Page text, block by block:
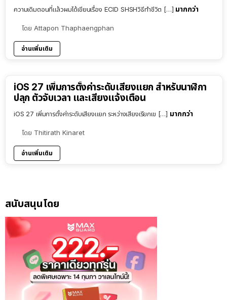
ความเดิมตอนที่แล้วผมได้เขียนเรื่อง ECID SHSHวิธีทำชีวิต […] มากกว่า
โดย Attapon Thaphaengphan
อ่านเพิ่มเติม
iOS 27 เพิ่มการตั้งค่าระดับเสียงแยก สำหรับนาฬิกา
ปลุก ตัวจับเวลา และเสียงแจ้งเตือน
iOS 27 เพิ่มการตั้งค่าระดับเสียงแยก ระหว่างเสียงเรียกเข […] มากกว่า
โดย Thitirath Kinaret
อ่านเพิ่มเติม
สนับสนุนโดย